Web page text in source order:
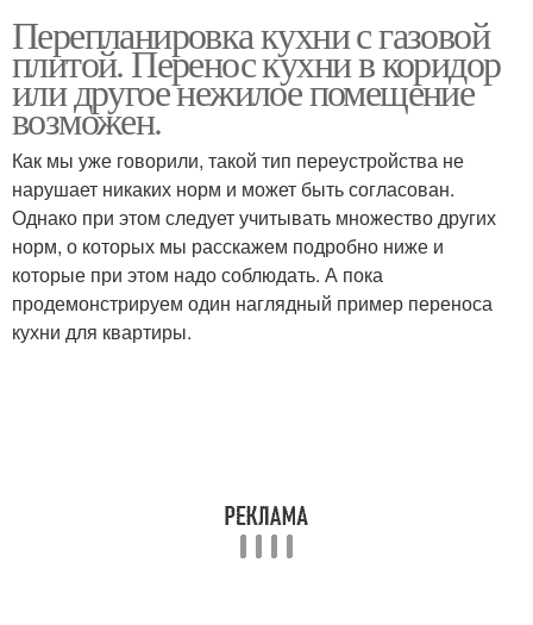
Перепланировка кухни с газовой
плитой. Перенос кухни в коридор
или другое нежилое помещение
возможен.
Как мы уже говорили, такой тип переустройства не
нарушает никаких норм и может быть согласован.
Однако при этом следует учитывать множество других
норм, о которых мы расскажем подробно ниже и
которые при этом надо соблюдать. А пока
продемонстрируем один наглядный пример переноса
кухни для квартиры.